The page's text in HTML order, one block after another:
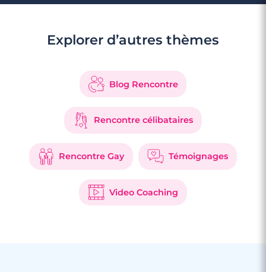
Explorer d’autres thèmes
Blog Rencontre
Rencontre célibataires
Rencontre Gay Témoignages
Video Coaching